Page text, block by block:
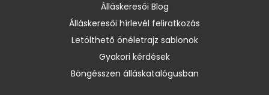
Álláskeresői Blog
Álláskeresői hírlevél feliratkozás
Letölthető önéletrajz sablonok
Gyakori kérdések
Böngésszen álláskatalógusban